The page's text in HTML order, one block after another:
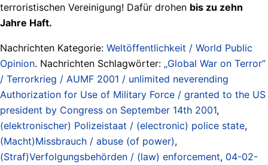
terroristischen Vereinigung! Dafür drohen bis zu zehn
Jahre Haft.
Nachrichten Kategorie: Weltöffentlichkeit / World Public
Opinion. Nachrichten Schlagwörter: „Global War on Terror“
/ Terrorkrieg / AUMF 2001 / unlimited neverending
Authorization for Use of Military Force / granted to the US
president by Congress on September 14th 2001,
(elektronischer) Polizeistaat / (electronic) police state,
(Macht)Missbrauch / abuse (of power),
(Straf)Verfolgungsbehörden / (law) enforcement, 04-02-